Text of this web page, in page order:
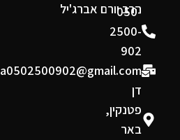
050-
2500-
902
a0502500902@gmail.com
דן
פטנקין,
באר
הרב יורם אברג'יל